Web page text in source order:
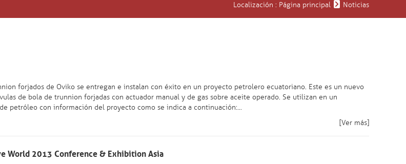
Localización : Página principal Noticias
forjados de Oviko se entregan e instalan con éxito en un proyecto petrolero ecuatoriano. Este es un nuevo
de bola de trunnion forjadas con actuador manual y de gas sobre aceite operado. Se utilizan en un
petróleo con información del proyecto como se indica a continuación:...
[Ver más]
World 2013 Conference & Exhibition Asia